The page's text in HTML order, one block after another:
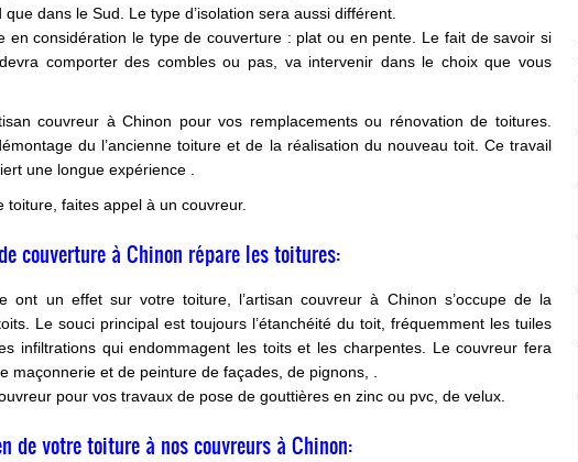
dans le Sud. Le type d’isolation sera aussi différent.
en considération le type de couverture : plat ou en pente. Le fait de savoir si
comporter des combles ou pas, va intervenir dans le choix que vous
couvreur à Chinon pour vos remplacements ou rénovation de toitures.
du l’ancienne toiture et de la réalisation du nouveau toit. Ce travail
une longue expérience .
toiture, faites appel à un couvreur.
couverture à Chinon répare les toitures:
ont un effet sur votre toiture, l’artisan couvreur à Chinon s’occupe de la
Le souci principal est toujours l’étanchéité du toit, fréquemment les tuiles
infiltrations qui endommagent les toits et les charpentes. Le couvreur fera
maçonnerie et de peinture de façades, de pignons, .
pour vos travaux de pose de gouttières en zinc ou pvc, de velux.
de votre toiture à nos couvreurs à Chinon: